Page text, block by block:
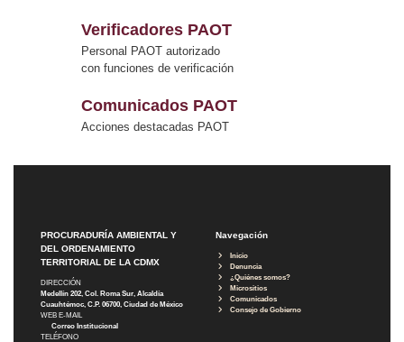
Verificadores PAOT
Personal PAOT autorizado
con funciones de verificación
Comunicados PAOT
Acciones destacadas PAOT
PROCURADURÍA AMBIENTAL Y
DEL ORDENAMIENTO
TERRITORIAL DE LA CDMX
DIRECCIÓN
Medellín 202, Col. Roma Sur, Alcaldía
Cuauhtémoc, C.P. 06700, Ciudad de México
WEB E-MAIL
Correo Institucional
TELÉFONO
Navegación
Inicio
Denuncia
¿Quiénes somos?
Micrositios
Comunicados
Consejo de Gobierno